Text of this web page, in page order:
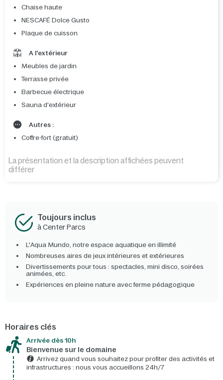
Chaise haute
NESCAFÉ Dolce Gusto
Plaque de cuisson
A l'extérieur
Meubles de jardin
Terrasse privée
Barbecue électrique
Sauna d'extérieur
Autres :
Coffre-fort (gratuit)
La présentation et la description affichées peuvent
différer
Toujours inclus
à Center Parcs
L'Aqua Mundo, notre espace aquatique en illimité
Nombreuses aires de jeux intérieures et extérieures
Divertissements pour tous : spectacles, mini disco, soirées
animées, etc.
Expériences en pleine nature avec ferme pédagogique
Horaires clés
Arrivée dès 10h​
Bienvenue sur le domaine​
Arrivez quand vous souhaitez pour profiter des activités et
infrastructures : nous vous accueillons 24h/7​